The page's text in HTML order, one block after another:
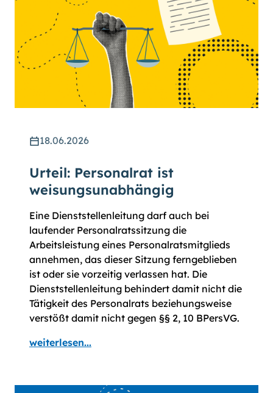
18.06.2026
Urteil: Personalrat ist
weisungsunabhängig
Eine Dienststellenleitung darf auch bei
laufender Personalratssitzung die
Arbeitsleistung eines Personalratsmitglieds
annehmen, das dieser Sitzung ferngeblieben
ist oder sie vorzeitig verlassen hat. Die
Dienststellenleitung behindert damit nicht die
Tätigkeit des Personalrats beziehungsweise
verstößt damit nicht gegen §§ 2, 10 BPersVG.
weiterlesen...